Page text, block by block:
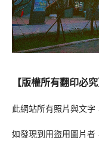
【版權所有翻印必究
此網站所有照片與文字
如發現到用盜用圖片者